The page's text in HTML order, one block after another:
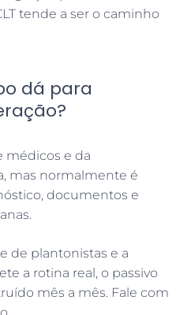
tende a ser o caminho
dá para
médicos e da
mas normalmente é
documentos e
de plantonistas e a
a rotina real, o passivo
mês a mês. Fale com